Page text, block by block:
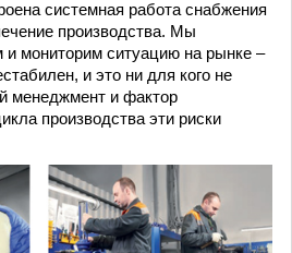
системная работа снабжения
производства. Мы
и мониторим ситуацию на рынке –
и это ни для кого не
менеджмент и фактор
производства эти риски